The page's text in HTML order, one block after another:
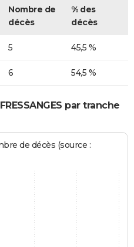
Nombre de
décès
% des
décès
5 45,5 %
6 54,5 %
par tranche
de décès (source :